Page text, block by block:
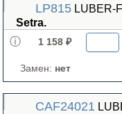
LP815 LUBER-
Setra.
1 158 ₽
Замен: нет
CAF24021